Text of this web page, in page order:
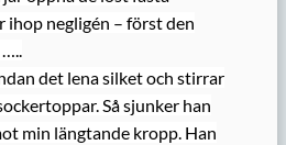
ihop negligén – först den
det lena silket och stirrar
Så sjunker han
min längtande kropp. Han